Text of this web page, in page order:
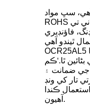
سڀ مواد
ROHS سرٽيفڪيٽ سان. جيڪو وڏي پيماني تي
فاؤنڊيري
ٿيندو آهي.
OCR25AL5 يا Ni80Cr20 حرارتي تار استعمال
ٿا.'ڪم
جي ضمانت ۽
تار کي ونڊ
ڪندا
آهيون.